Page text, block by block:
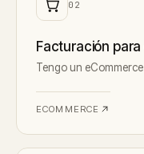
0 2
Facturación
Tengo un
ECOMMERCE